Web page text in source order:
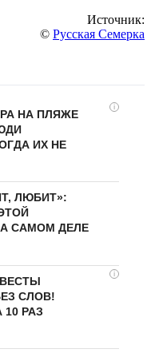
Источник:
© Русская Семерка
i
НА ПЛЯЖЕ
ИХ НЕ
ЛЮБИТ»:
САМОМ ДЕЛЕ
i
СЛОВ!
РАЗ